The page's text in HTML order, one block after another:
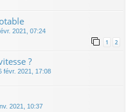
2021, 07:24
1 2
?
févr. 2021, 17:08
2021, 10:37